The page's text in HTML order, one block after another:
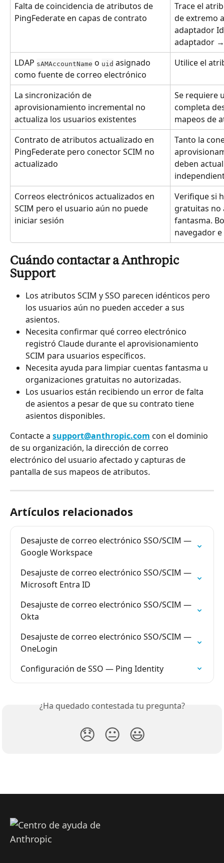
Falta de coincidencia de atributos de
PingFederate en capas de contrato
Trace el
de extremo
adaptador
adaptador
LDAP sAMAccountName o uid asignado
como fuente de correo electrónico
Utilice el
La sincronización de
aprovisionamiento incremental no
actualiza los usuarios existentes
Se requiere
completa
mapeos de
Contrato de atributos actualizado en
PingFederate pero conector SCIM no
actualizado
Tanto la
deben
Correos electrónicos actualizados en
SCIM pero el usuario aún no puede
iniciar sesión
Verifique si
gratuitas no
fantasma.
navegador
Cuándo contactar a Anthropic
Support
Los atributos SCIM y SSO parecen idénticos pero
los usuarios aún no pueden acceder a sus
asientos.
Necesita confirmar qué correo electrónico
registró Claude durante el aprovisionamiento
SCIM para usuarios específicos.
Necesita ayuda para limpiar cuentas fantasma u
organizaciones gratuitas no autorizadas.
Los usuarios están recibiendo un error de falta
de asientos a pesar de que su contrato tiene
asientos disponibles.
Contacte a support@anthropic.com con el dominio
de su organización, la dirección de correo
electrónico del usuario afectado y capturas de
pantalla de sus mapeos de atributos.
Artículos relacionados
Desajuste de correo electrónico SSO/SCIM —
Google Workspace
Desajuste de correo electrónico SSO/SCIM —
Microsoft Entra ID
Desajuste de correo electrónico SSO/SCIM —
Okta
Desajuste de correo electrónico SSO/SCIM —
OneLogin
Configuración de SSO — Ping Identity
¿Ha quedado contestada tu pregunta?
😞 😐 😃